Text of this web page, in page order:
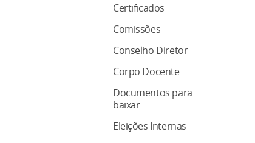
Certificados
Comissões
Conselho Diretor
Corpo Docente
Documentos para
baixar
Eleições Internas